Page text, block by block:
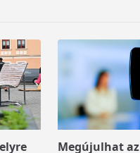
Megújulhat